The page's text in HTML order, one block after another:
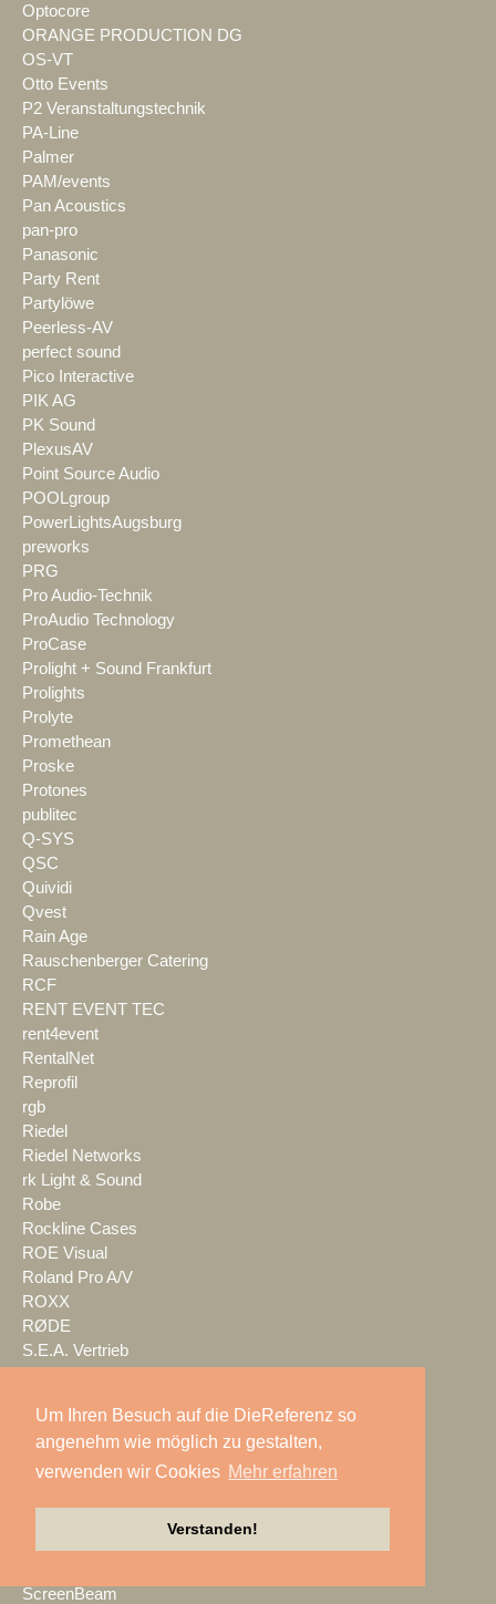
Um Ihren Besuch auf die DieReferenz so
angenehm wie möglich zu gestalten,
verwenden wir Cookies Mehr erfahren
Verstanden!
Optocore
ORANGE PRODUCTION DG
OS-VT
Otto Events
P2 Veranstaltungstechnik
PA-Line
Palmer
PAM/events
Pan Acoustics
pan-pro
Panasonic
Party Rent
Partylöwe
Peerless-AV
perfect sound
Pico Interactive
PIK AG
PK Sound
PlexusAV
Point Source Audio
POOLgroup
PowerLightsAugsburg
preworks
PRG
Pro Audio-Technik
ProAudio Technology
ProCase
Prolight + Sound Frankfurt
Prolights
Prolyte
Promethean
Proske
Protones
publitec
Q-SYS
QSC
Quividi
Qvest
Rain Age
Rauschenberger Catering
RCF
RENT EVENT TEC
rent4event
RentalNet
Reprofil
rgb
Riedel
Riedel Networks
rk Light & Sound
Robe
Rockline Cases
ROE Visual
Roland Pro A/V
ROXX
RØDE
S.E.A. Vertrieb
satis&fy
SCHACHZUG
Schallwerk Audiotechnik
Schnick-Schnack-Systems
ScreenBeam